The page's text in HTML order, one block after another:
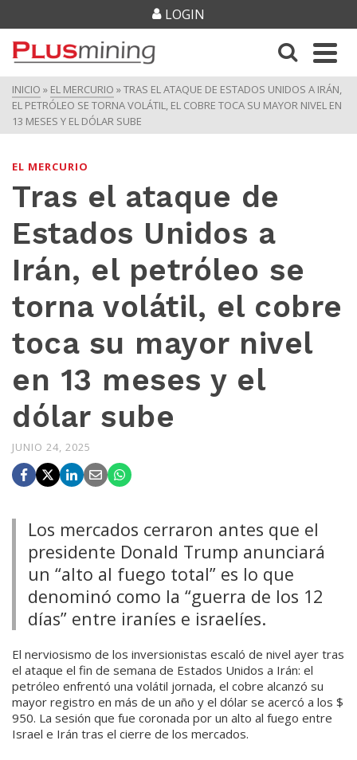
LOGIN
INICIO » EL MERCURIO »TRAS EL ATAQUE DE ESTADOS UNIDOS A IRÁN,
EL PETRÓLEO SE TORNA VOLÁTIL, EL COBRE TOCA SU MAYOR NIVEL EN
13 MESES Y EL DÓLAR SUBE
EL MERCURIO
Tras el ataque de
Estados Unidos a
Irán, el petróleo se
torna volátil, el cobre
toca su mayor nivel
en 13 meses y el
dólar sube
JUNIO 24, 2025
Los mercados cerraron antes que el
presidente Donald Trump anunciará
un “alto al fuego total” es lo que
denominó como la “guerra de los 12
días” entre iraníes e israelíes.
El nerviosismo de los inversionistas escaló de nivel ayer tras
el ataque el fin de semana de Estados Unidos a Irán: el
petróleo enfrentó una volátil jornada, el cobre alcanzó su
mayor registro en más de un año y el dólar se acercó a los $
950. La sesión que fue coronada por un alto al fuego entre
Israel e Irán tras el cierre de los mercados.